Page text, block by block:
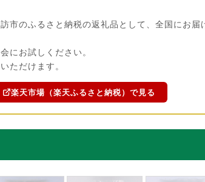
市のふるさと納税の返礼品として、全国にお届
にお試しください。
ただけます。
楽天市場（楽天ふるさと納税）で見る